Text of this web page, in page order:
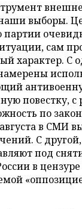
выборы.
партии
сам
характер. С
повестку, с
по
в СМИ
С другой,
под
в цензуре